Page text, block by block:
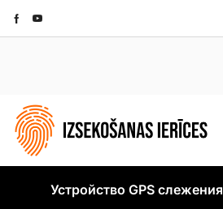
Устройство GPS слежения